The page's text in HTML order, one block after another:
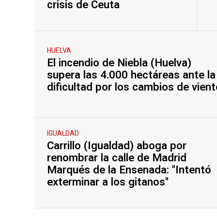
crisis de Ceuta
HUELVA
El incendio de Niebla (Huelva)
supera las 4.000 hectáreas ante la
dificultad por los cambios de
IGUALDAD
Carrillo (Igualdad) aboga por
renombrar la calle de Madrid
Marqués de la Ensenada: "Intentó
exterminar a los gitanos"